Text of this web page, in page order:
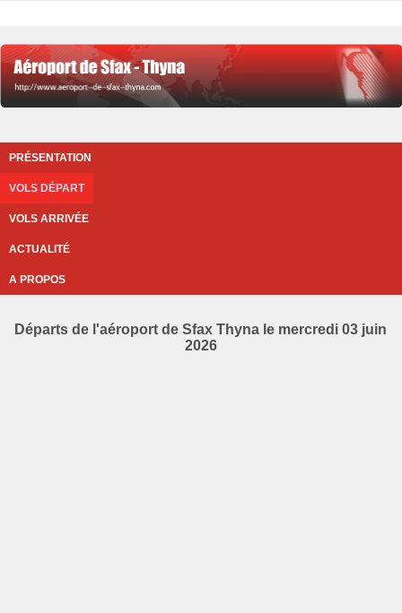
PRÉSENTATION
VOLS DÉPART
VOLS ARRIVÉE
ACTUALITÉ
A PROPOS
Départs de l'aéroport de Sfax Thyna le mercredi 03 juin
2026